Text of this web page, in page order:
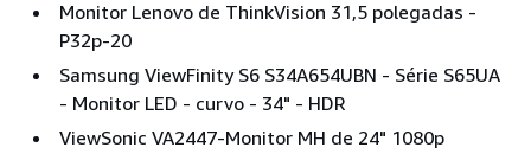
Monitor Lenovo de ThinkVision 31,5 polegadas -
P32p-20
Samsung ViewFinity S6 S34A654UBN - Série S65UA
- Monitor LED - curvo - 34" - HDR
ViewSonic VA2447-Monitor MH de 24" 1080p